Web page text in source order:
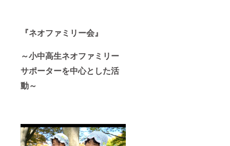
『ネオファミリー会』
～小中高生ネオファミリー
サポーターを中心とした活
動～